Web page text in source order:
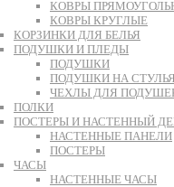
КОВРЫ
КОВРЫ КРУГЛЫЕ
КОРЗИНКИ ДЛЯ БЕЛЬЯ
ПОДУШКИ И ПЛЕДЫ
ПОДУШКИ
ПОДУШКИ НА СТУЛЬЯ
ЧЕХЛЫ ДЛЯ
ПОЛКИ
ПОСТЕРЫ И НАСТЕННЫЙ
НАСТЕННЫЕ ПАНЕЛИ
ПОСТЕРЫ
ЧАСЫ
НАСТЕННЫЕ ЧАСЫ